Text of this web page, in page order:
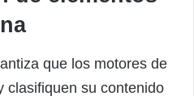
que los motores de
clasifiquen su contenido